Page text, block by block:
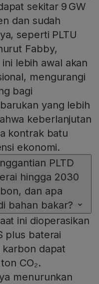
sekitar 9 GW
dan sudah
seperti PLTU
Fabby,
lebih awal akan
mengurangi
bagi
yang lebih
keberlanjutan
kontrak batu
ekonomi.
PLTD
hingga 2030
dan apa
bahan bakar?
ini dioperasikan
plus baterai
karbon dapat
CO₂.
menurunkan